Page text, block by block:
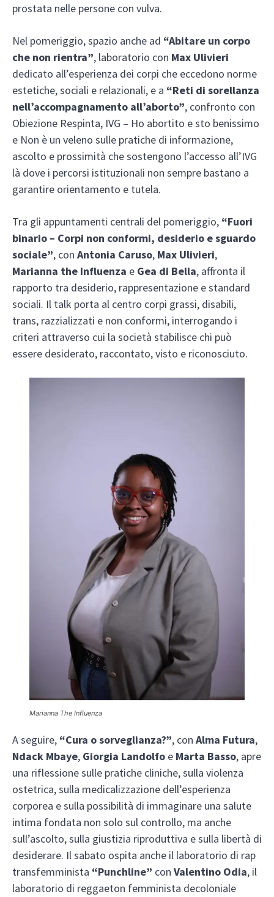
prostata nelle persone con vulva.
Nel pomeriggio, spazio anche ad “Abitare un corpo
che non rientra”, laboratorio con Max Ulivieri
dedicato all’esperienza dei corpi che eccedono norme
estetiche, sociali e relazionali, e a “Reti di sorellanza
nell’accompagnamento all’aborto”, confronto con
Obiezione Respinta, IVG – Ho abortito e sto benissimo
e Non è un veleno sulle pratiche di informazione,
ascolto e prossimità che sostengono l’accesso all’IVG
là dove i percorsi istituzionali non sempre bastano a
garantire orientamento e tutela.
Tra gli appuntamenti centrali del pomeriggio, “Fuori
binario – Corpi non conformi, desiderio e sguardo
sociale”, con Antonia Caruso, Max Ulivieri,
Marianna the Influenza e Gea di Bella, affronta il
rapporto tra desiderio, rappresentazione e standard
sociali. Il talk porta al centro corpi grassi, disabili,
trans, razzializzati e non conformi, interrogando i
criteri attraverso cui la società stabilisce chi può
essere desiderato, raccontato, visto e riconosciuto.
Marianna The Influenza
A seguire, “Cura o sorveglianza?”, con Alma Futura,
Ndack Mbaye, Giorgia Landolfo e Marta Basso, apre
una riflessione sulle pratiche cliniche, sulla violenza
ostetrica, sulla medicalizzazione dell’esperienza
corporea e sulla possibilità di immaginare una salute
intima fondata non solo sul controllo, ma anche
sull’ascolto, sulla giustizia riproduttiva e sulla libertà di
desiderare. Il sabato ospita anche il laboratorio di rap
transfemminista “Punchline” con Valentino Odia, il
laboratorio di reggaeton femminista decoloniale